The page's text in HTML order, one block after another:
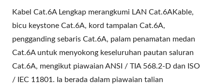
Kabel Cat.6A Lengkap merangkumi LAN Cat.6AKable,
bicu keystone Cat.6A, kord tampalan Cat.6A,
pengganding sebaris Cat.6A, palam penamatan medan
Cat.6A untuk menyokong keseluruhan pautan saluran
Cat.6A, mengikut piawaian ANSI / TIA 568.2-D dan ISO
/ IEC 11801. Ia berada dalam piawaian talian